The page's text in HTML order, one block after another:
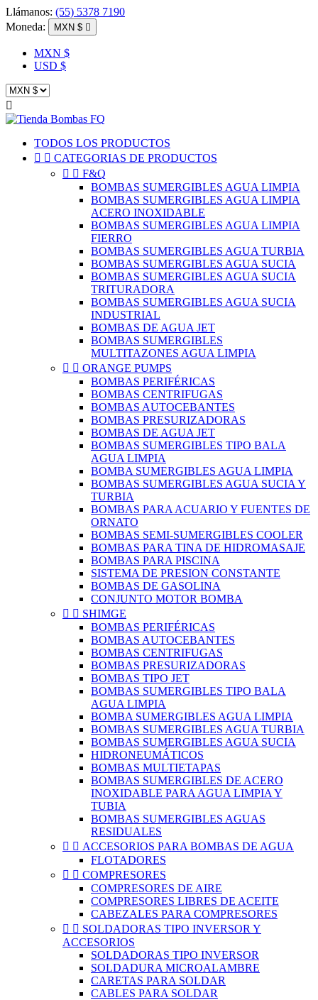
Llámanos: (55) 5378 7190
Moneda:
MXN $ 
MXN $
USD $

TODOS LOS PRODUCTOS
  CATEGORIAS DE PRODUCTOS
  F&Q
BOMBAS SUMERGIBLES AGUA LIMPIA
BOMBAS SUMERGIBLES AGUA LIMPIA
ACERO INOXIDABLE
BOMBAS SUMERGIBLES AGUA LIMPIA
FIERRO
BOMBAS SUMERGIBLES AGUA TURBIA
BOMBAS SUMERGIBLES AGUA SUCIA
BOMBAS SUMERGIBLES AGUA SUCIA
TRITURADORA
BOMBAS SUMERGIBLES AGUA SUCIA
INDUSTRIAL
BOMBAS DE AGUA JET
BOMBAS SUMERGIBLES
MULTITAZONES AGUA LIMPIA
  ORANGE PUMPS
BOMBAS PERIFÉRICAS
BOMBAS CENTRIFUGAS
BOMBAS AUTOCEBANTES
BOMBAS PRESURIZADORAS
BOMBAS DE AGUA JET
BOMBAS SUMERGIBLES TIPO BALA
AGUA LIMPIA
BOMBA SUMERGIBLES AGUA LIMPIA
BOMBAS SUMERGIBLES AGUA SUCIA Y
TURBIA
BOMBAS PARA ACUARIO Y FUENTES DE
ORNATO
BOMBAS SEMI-SUMERGIBLES COOLER
BOMBAS PARA TINA DE HIDROMASAJE
BOMBAS PARA PISCINA
SISTEMA DE PRESION CONSTANTE
BOMBAS DE GASOLINA
CONJUNTO MOTOR BOMBA
  SHIMGE
BOMBAS PERIFÉRICAS
BOMBAS AUTOCEBANTES
BOMBAS CENTRIFUGAS
BOMBAS PRESURIZADORAS
BOMBAS TIPO JET
BOMBAS SUMERGIBLES TIPO BALA
AGUA LIMPIA
BOMBA SUMERGIBLES AGUA LIMPIA
BOMBAS SUMERGIBLES AGUA TURBIA
BOMBAS SUMERGIBLES AGUA SUCIA
HIDRONEUMÁTICOS
BOMBAS MULTIETAPAS
BOMBAS SUMERGIBLES DE ACERO
INOXIDABLE PARA AGUA LIMPIA Y
TUBIA
BOMBAS SUMERGIBLES AGUAS
RESIDUALES
  ACCESORIOS PARA BOMBAS DE AGUA
FLOTADORES
  COMPRESORES
COMPRESORES DE AIRE
COMPRESORES LIBRES DE ACEITE
CABEZALES PARA COMPRESORES
  SOLDADORAS TIPO INVERSOR Y
ACCESORIOS
SOLDADORAS TIPO INVERSOR
SOLDADURA MICROALAMBRE
CARETAS PARA SOLDAR
CABLES PARA SOLDAR